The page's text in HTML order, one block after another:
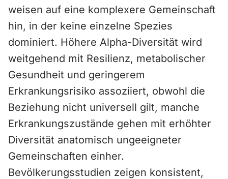
weisen auf eine komplexere Gemeinschaft
hin, in der keine einzelne Spezies
dominiert. Höhere Alpha-Diversität wird
weitgehend mit Resilienz, metabolischer
Gesundheit und geringerem
Erkrankungsrisiko assoziiert, obwohl die
Beziehung nicht universell gilt, manche
Erkrankungszustände gehen mit erhöhter
Diversität anatomisch ungeeigneter
Gemeinschaften einher.
Bevölkerungsstudien zeigen konsistent,